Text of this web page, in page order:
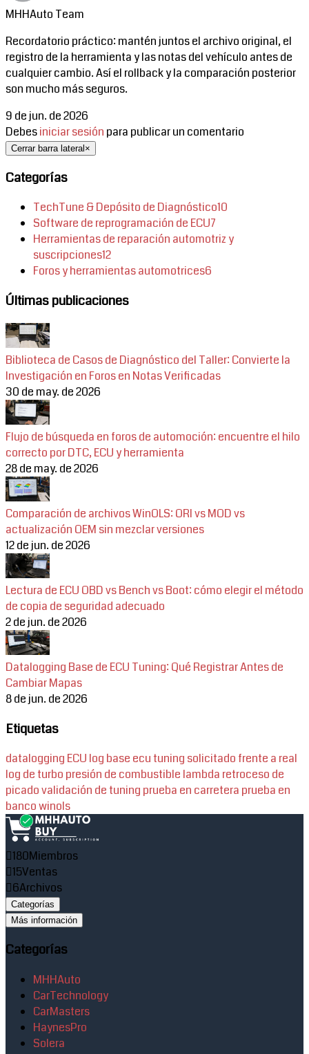
MHHAuto Team
Recordatorio práctico: mantén juntos el archivo original, el
registro de la herramienta y las notas del vehículo antes de
cualquier cambio. Así el rollback y la comparación posterior
son mucho más seguros.
9 de jun. de 2026
Debesiniciar sesión para publicar un comentario
Cerrar barra lateral ×
Categorías
TechTune & Depósito de Diagnóstico10
Software de reprogramación de ECU7
Herramientas de reparación automotriz y
suscripciones12
Foros y herramientas automotrices6
Últimas publicaciones
Biblioteca de Casos de Diagnóstico del Taller: Convierte la
Investigación en Foros en Notas Verificadas
30 de may. de 2026
Flujo de búsqueda en foros de automoción: encuentre el hilo
correcto por DTC, ECU y herramienta
28 de may. de 2026
Comparación de archivos WinOLS: ORI vs MOD vs
actualización OEM sin mezclar versiones
12 de jun. de 2026
Lectura de ECU OBD vs Bench vs Boot: cómo elegir el método
de copia de seguridad adecuado
2 de jun. de 2026
Datalogging Base de ECU Tuning: Qué Registrar Antes de
Cambiar Mapas
8 de jun. de 2026
Etiquetas
datalogging ECU log base ecu tuning solicitado frente a real
log de turbo presión de combustible lambda retroceso de
picadovalidación de tuning prueba en carretera prueba en
bancowinols
180Miembros
15Ventas
6Archivos
Categorías
Más información
Categorías
MHHAuto
CarTechnology
CarMasters
HaynesPro
Solera